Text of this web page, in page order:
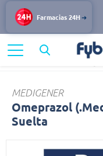
Farmacias 24H
MEDIGENER
Omeprazol
Suelta